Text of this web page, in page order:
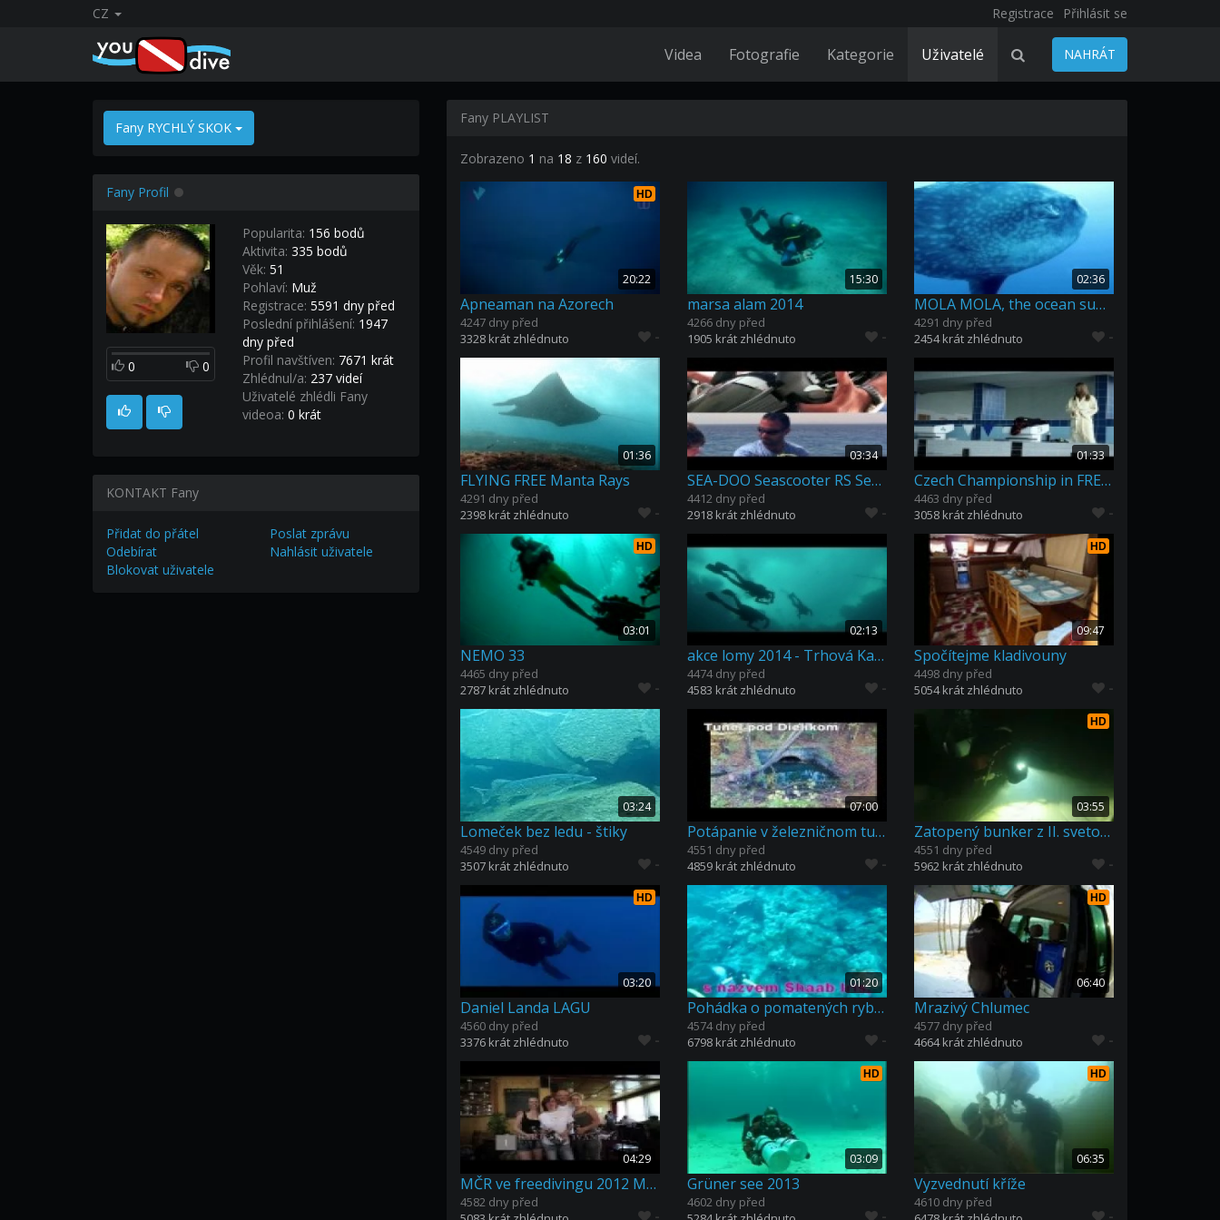
CZ Registrace Přihlásit se
Videa Fotografie Kategorie Uživatelé NAHRÁT
Fany RYCHLÝ SKOK
Fany Profil
0 0
Popularita: 156 bodů
Aktivita: 335 bodů
Věk: 51
Pohlaví: Muž
Registrace: 5591 dny před
Poslední přihlášení: 1947
dny před
Profil navštíven: 7671 krát
Zhlédnul/a: 237 videí
Uživatelé zhlédli Fany
videoa: 0 krát
KONTAKT Fany
Přidat do přátel
Poslat zprávu
Odebírat
Nahlásit uživatele
Blokovat uživatele
Fany PLAYLIST
Zobrazeno 1 na 18 z 160 videí.
HD
20:22
Apneaman na Azorech
4247 dny před
3328 krát zhlédnuto
-
15:30
marsa alam 2014
4266 dny před
1905 krát zhlédnuto
-
02:36
MOLA MOLA, the ocean sunfish, Indonesia
4291 dny před
2454 krát zhlédnuto
-
01:36
FLYING FREE Manta Rays
4291 dny před
2398 krát zhlédnuto
-
03:34
SEA-DOO Seascooter RS Series
4412 dny před
2918 krát zhlédnuto
-
01:33
Czech Championship in FREEDIVING 2014
4463 dny před
3058 krát zhlédnuto
-
HD
03:01
NEMO 33
4465 dny před
2787 krát zhlédnuto
-
02:13
akce lomy 2014 - Trhová Kamenice
4474 dny před
4583 krát zhlédnuto
-
HD
09:47
Spočítejme kladivouny
4498 dny před
5054 krát zhlédnuto
-
03:24
Lomeček bez ledu - štiky
4549 dny před
3507 krát zhlédnuto
-
07:00
Potápanie v železničnom tuneli
4551 dny před
4859 krát zhlédnuto
-
HD
03:55
Zatopený bunker z II. svetovej vojny
4551 dny před
5962 krát zhlédnuto
-
HD
03:20
Daniel Landa LAGU
4560 dny před
3376 krát zhlédnuto
-
01:20
Pohádka o pomatených rybkách a vzduchožroutech
4574 dny před
6798 krát zhlédnuto
-
HD
06:40
Mrazivý Chlumec
4577 dny před
4664 krát zhlédnuto
-
04:29
MČR ve freedivingu 2012 Mělník
4582 dny před
-
HD
03:09
Grüner see 2013
4602 dny před
-
HD
06:35
Vyzvednutí kříže
4610 dny před
-